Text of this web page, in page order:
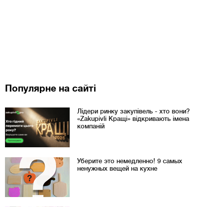
Популярне на сайті
Лідери ринку закупівель - хто вони?
«Zakupivli Кращі» відкривають імена
компаній
Уберите это немедленно! 9 самых
ненужных вещей на кухне